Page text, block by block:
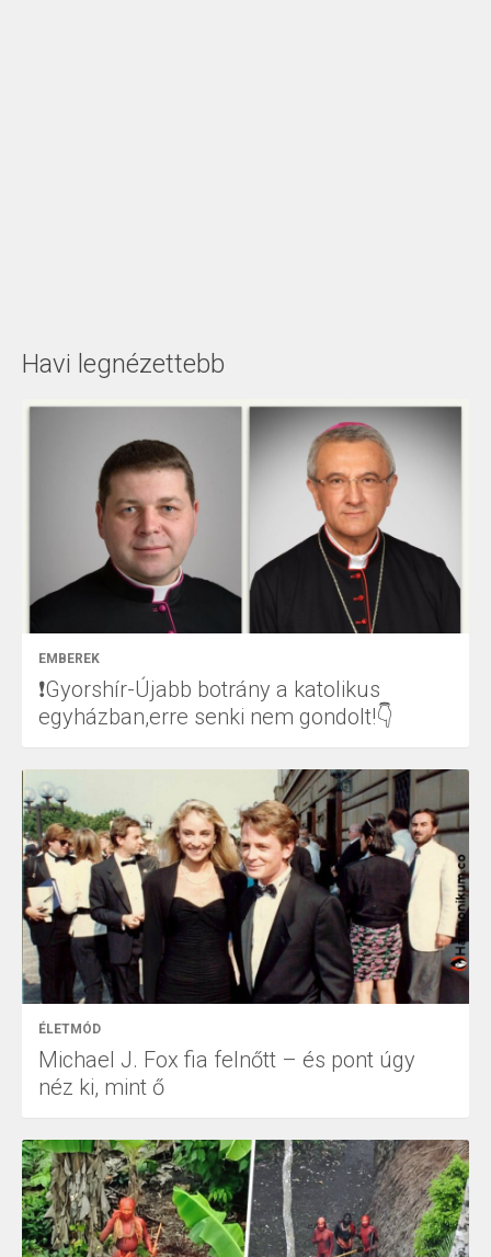
Havi legnézettebb
EMBEREK
❗Gyorshír-Újabb botrány a katolikus
egyházban,erre senki nem gondolt!👇
ÉLETMÓD
Michael J. Fox fia felnőtt – és pont úgy
néz ki, mint ő